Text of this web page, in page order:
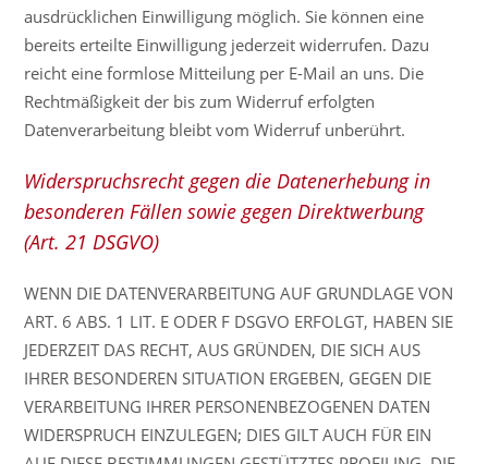
ausdrücklichen Einwilligung möglich. Sie können eine
bereits erteilte Einwilligung jederzeit widerrufen. Dazu
reicht eine formlose Mitteilung per E-Mail an uns. Die
Rechtmäßigkeit der bis zum Widerruf erfolgten
Datenverarbeitung bleibt vom Widerruf unberührt.
Widerspruchsrecht gegen die Datenerhebung in
besonderen Fällen sowie gegen Direktwerbung
(Art. 21 DSGVO)
WENN DIE DATENVERARBEITUNG AUF GRUNDLAGE VON
ART. 6 ABS. 1 LIT. E ODER F DSGVO ERFOLGT, HABEN SIE
JEDERZEIT DAS RECHT, AUS GRÜNDEN, DIE SICH AUS
IHRER BESONDEREN SITUATION ERGEBEN, GEGEN DIE
VERARBEITUNG IHRER PERSONENBEZOGENEN DATEN
WIDERSPRUCH EINZULEGEN; DIES GILT AUCH FÜR EIN